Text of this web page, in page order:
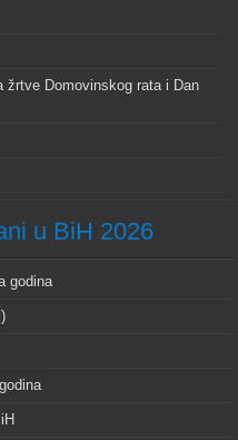
žrtve Domovinskog rata i Dan
u BiH 2026
godina